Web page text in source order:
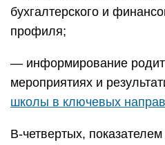
бухгалтерского и
профиля;
— информирование
мероприятиях и
школы в ключевых
В-четвертых,